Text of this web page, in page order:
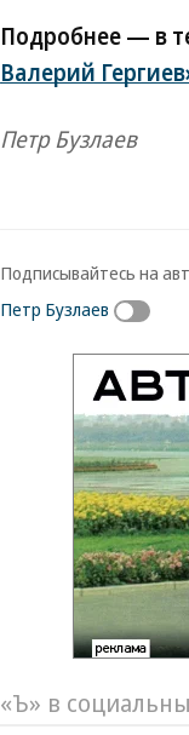
Подробнее — в
Валерий
Петр Бузлаев
Подписывайтесь на
Петр Бузлаев
«Ъ» в